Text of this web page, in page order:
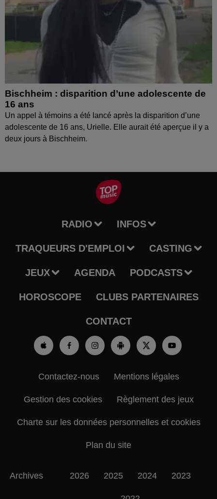
Bischheim : disparition d’une adolescente de
16 ans
Un appel à témoins a été lancé après la disparition d’une
adolescente de 16 ans, Urielle. Elle aurait été aperçue il y a
deux jours à Bischheim.
RADIO INFOS
TRAQUEURS D'EMPLOI CASTING
JEUX AGENDA PODCASTS
HOROSCOPE CLUBS PARTENAIRES
CONTACT
Contactez-nous Mentions légales
Gestion des cookies Règlement des jeux
Charte sur les données personnelles et cookies
Plan du site
Archives 2026 2025 2024 2023